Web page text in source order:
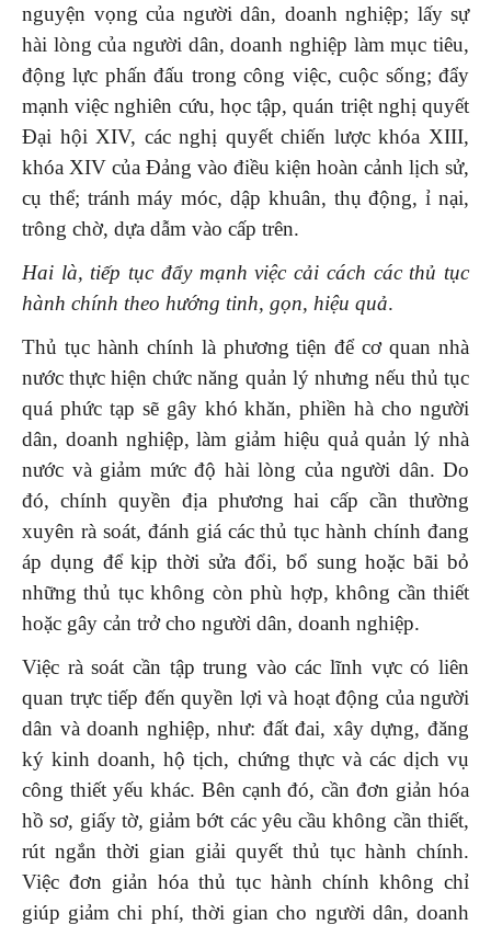
nguyện vọng của người dân, doanh nghiệp; lấy sự
hài lòng của người dân, doanh nghiệp làm mục tiêu,
động lực phấn đấu trong công việc, cuộc sống; đẩy
mạnh việc nghiên cứu, học tập, quán triệt nghị quyết
Đại hội XIV, các nghị quyết chiến lược khóa XIII,
khóa XIV của Đảng vào điều kiện hoàn cảnh lịch sử,
cụ thể; tránh máy móc, dập khuân, thụ động, ỉ nại,
trông chờ, dựa dẫm vào cấp trên.
Hai là, tiếp tục đẩy mạnh việc cải cách các thủ tục
hành chính theo hướng tinh, gọn, hiệu quả.
Thủ tục hành chính là phương tiện để cơ quan nhà
nước thực hiện chức năng quản lý nhưng nếu thủ tục
quá phức tạp sẽ gây khó khăn, phiền hà cho người
dân, doanh nghiệp, làm giảm hiệu quả quản lý nhà
nước và giảm mức độ hài lòng của người dân. Do
đó, chính quyền địa phương hai cấp cần thường
xuyên rà soát, đánh giá các thủ tục hành chính đang
áp dụng để kịp thời sửa đổi, bổ sung hoặc bãi bỏ
những thủ tục không còn phù hợp, không cần thiết
hoặc gây cản trở cho người dân, doanh nghiệp.
Việc rà soát cần tập trung vào các lĩnh vực có liên
quan trực tiếp đến quyền lợi và hoạt động của người
dân và doanh nghiệp, như: đất đai, xây dựng, đăng
ký kinh doanh, hộ tịch, chứng thực và các dịch vụ
công thiết yếu khác. Bên cạnh đó, cần đơn giản hóa
hồ sơ, giấy tờ, giảm bớt các yêu cầu không cần thiết,
rút ngắn thời gian giải quyết thủ tục hành chính.
Việc đơn giản hóa thủ tục hành chính không chỉ
giúp giảm chi phí, thời gian cho người dân, doanh